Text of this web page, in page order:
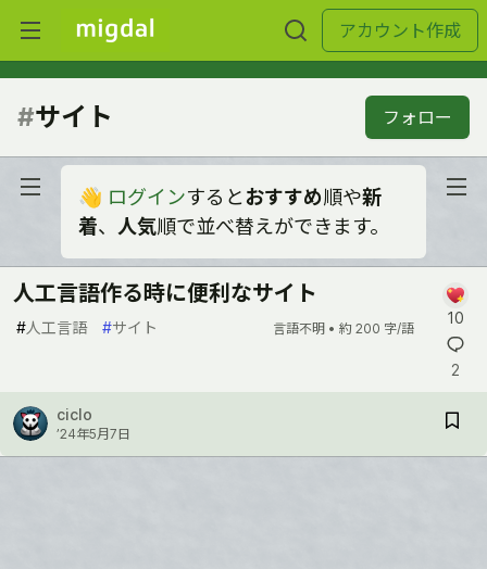
アカウント作成
#サイト フォロー
👋 ログインするとおすすめ順や新
着、 人気順で並べ替えができます。
人工言語作る時に便利なサイト
#人工言語 #サイト 言語不明 • 約 200 字/語
10
2
ciclo
’24年5月7日